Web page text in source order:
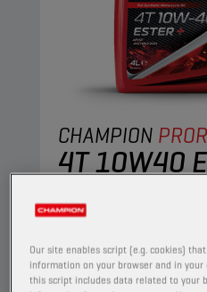
CHAMPION
4T 10W40
convient aux besoins
les plus exigeantes. Sa
Our site enables script (e.g. cookies)
information on your browser and in
this script includes data related to your